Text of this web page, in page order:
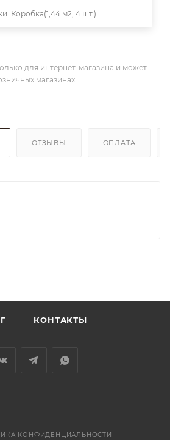
Коробка(1,44 м2, 4 шт.)
для интернет-магазина и может
магазинах
ОТЗЫВЫ ОПЛАТА
КОНТАКТЫ
КОНФИДЕНЦИАЛЬНОСТИ